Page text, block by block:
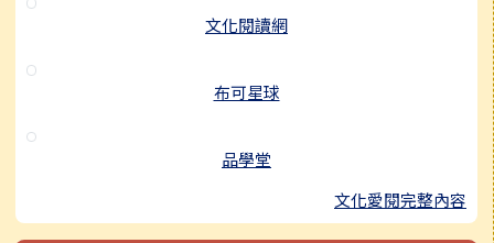
文化閱讀網
布可星球
品學堂
文化愛閱完整內容